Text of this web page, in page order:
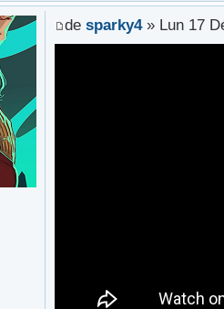
de sparky4» Lun 17